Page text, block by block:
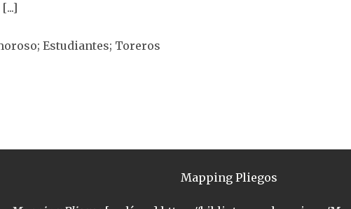
Estudiantes; Toreros
Mapping Pliegos